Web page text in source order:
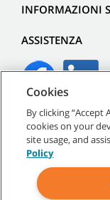
INFORMAZIONI
ASSISTENZA
2026 Tennant
Mappa del sito
Cookies
By clicking “Accept
cookies on your
site usage, and
Policy